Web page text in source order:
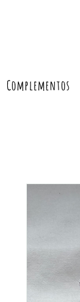
Complementos